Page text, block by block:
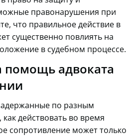
правонарушения при
что правильное действие в
существенно повлиять на
в судебном процессе.
адвоката
по разным
действовать во время
сопротивление может только